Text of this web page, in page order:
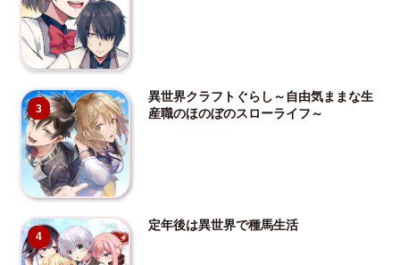
3
異世界クラフトぐらし～自由気ままな生
産職のほのぼのスローライフ～
4
定年後は異世界で種馬生活